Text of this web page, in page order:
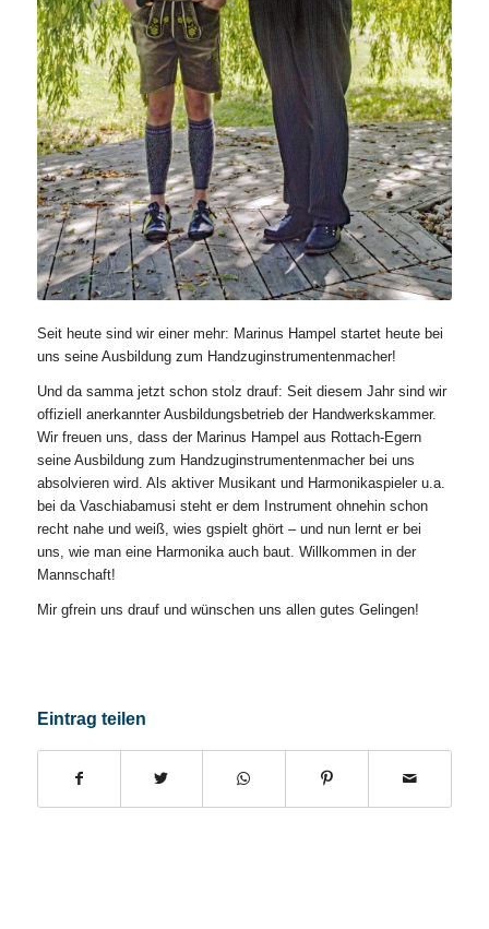
Seit heute sind wir einer mehr: Marinus Hampel startet heute bei
uns seine Ausbildung zum Handzuginstrumentenmacher!
Und da samma jetzt schon stolz drauf: Seit diesem Jahr sind wir
offiziell anerkannter Ausbildungsbetrieb der Handwerkskammer.
Wir freuen uns, dass der Marinus Hampel aus Rottach-Egern
seine Ausbildung zum Handzuginstrumentenmacher bei uns
absolvieren wird. Als aktiver Musikant und Harmonikaspieler u.a.
bei da Vaschiabamusi steht er dem Instrument ohnehin schon
recht nahe und weiß, wies gspielt ghört – und nun lernt er bei
uns, wie man eine Harmonika auch baut. Willkommen in der
Mannschaft!
Mir gfrein uns drauf und wünschen uns allen gutes Gelingen!⠀
Eintrag teilen